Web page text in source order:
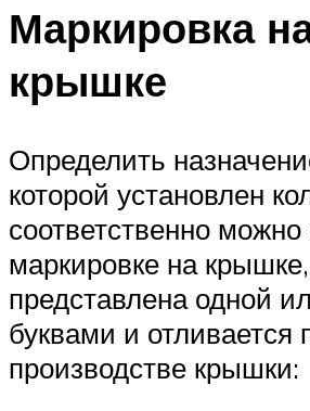
Маркировка
крышке
Определить
которой установлен
соответственно можно
маркировке на
представлена одной
буквами и отливается
производстве крышки: